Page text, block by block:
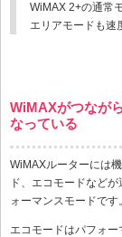
WiMAX 2+の通常
エリアモードも速
WiMAXがつなが
なっている
WiMAXルーターには
ド、エコモードなど
ォーマンスモードです。
エコモードはパフォ